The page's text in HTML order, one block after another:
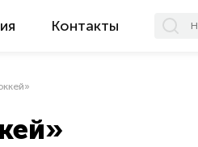
Контакты